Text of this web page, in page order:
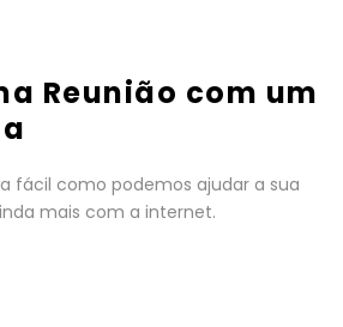
Reunião com um
fácil como podemos ajudar a sua
mais com a internet.